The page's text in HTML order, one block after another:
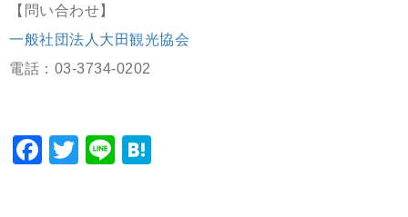
【問い合わせ】
一般社団法人大田観光協会
電話：03-3734-0202
Facebook
Twitter
Line